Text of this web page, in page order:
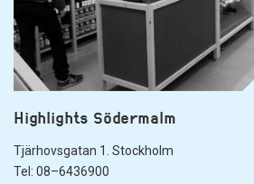
Highlights Södermalm
Tjärhovsgatan 1. Stockholm
Tel: 08–6436900